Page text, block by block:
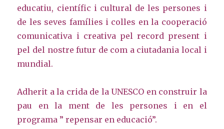
educatiu, científic i cultural de les persones i
de les seves famílies i colles en la cooperació
comunicativa i creativa pel record present i
pel del nostre futur de com a ciutadania local i
mundial.
Adherit a la crida de la UNESCO en construir la
pau en la ment de les persones i en el
programa ” repensar en educació”.